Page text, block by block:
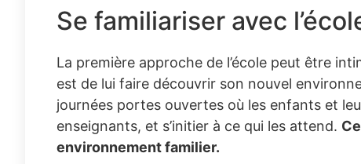
Se familiariser avec
La première approche de l’école peut être
est de lui faire découvrir son nouvel
journées portes ouvertes où les enfants et
enseignants, et s’initier à ce qui les attend.
environnement familier.